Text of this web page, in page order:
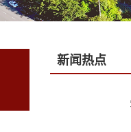
新闻热点